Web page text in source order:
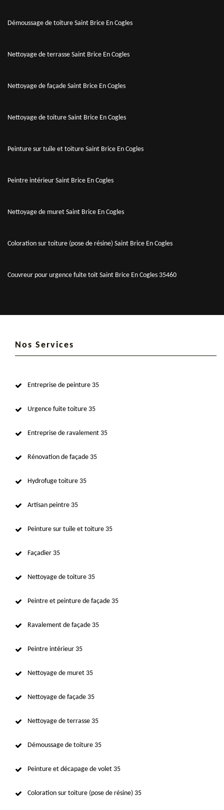
Démoussage de toiture Saint Brice En Cogles
Nettoyage de terrasse Saint Brice En Cogles
Nettoyage de façade Saint Brice En Cogles
Nettoyage de toiture Saint Brice En Cogles
Peinture sur tuile et toiture Saint Brice En Cogles
Peintre intérieur Saint Brice En Cogles
Nettoyage de muret Saint Brice En Cogles
Coloration sur toiture (pose de résine) Saint Brice En Cogles
Couvreur pour urgence fuite toit Saint Brice En Cogles 35460
Nos Services
Entreprise de peinture 35
Urgence fuite toiture 35
Entreprise de ravalement 35
Rénovation de façade 35
Hydrofuge toiture 35
Artisan peintre 35
Peinture sur tuile et toiture 35
Façadier 35
Nettoyage de toiture 35
Peintre et peinture de façade 35
Ravalement de façade 35
Peintre intérieur 35
Nettoyage de muret 35
Nettoyage de façade 35
Nettoyage de terrasse 35
Démoussage de toiture 35
Peinture et décapage de volet 35
Coloration sur toiture (pose de résine) 35